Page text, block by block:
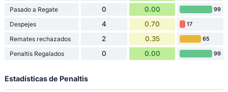
Pasado a Regate 0 0.00 99
Despejes 4 0.70 17
Remates rechazados 2 0.35 65
Penaltis Regalados 0 0.00 99
Estadísticas de Penaltis